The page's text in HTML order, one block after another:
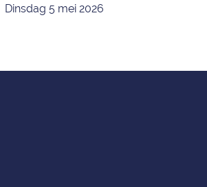
Dinsdag 5 mei 2026